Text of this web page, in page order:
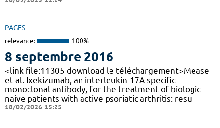
PAGES
relevance: 100%
8 septembre 2016
<link file:11305 download le téléchargement>Mease
et al. Ixekizumab, an interleukin-17A specific
monoclonal antibody, for the treatment of biologic-
naive patients with active psoriatic arthritis: resu
18/02/2026 15:25